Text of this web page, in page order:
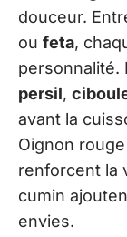
douceur.
ou feta,
personnalité.
persil,
avant la
Oignon
renforcent la
cumin
envies.